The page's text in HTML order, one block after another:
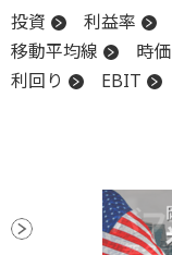
投資 利益率
移動平均線
時価
利回り
EBIT